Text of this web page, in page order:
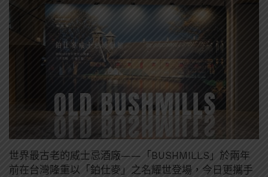
世界最古老的威士忌酒廠——「BUSHMILLS」於兩年
前在台灣隆重以「鉑仕麥」之名耀世登場，今日更攜手